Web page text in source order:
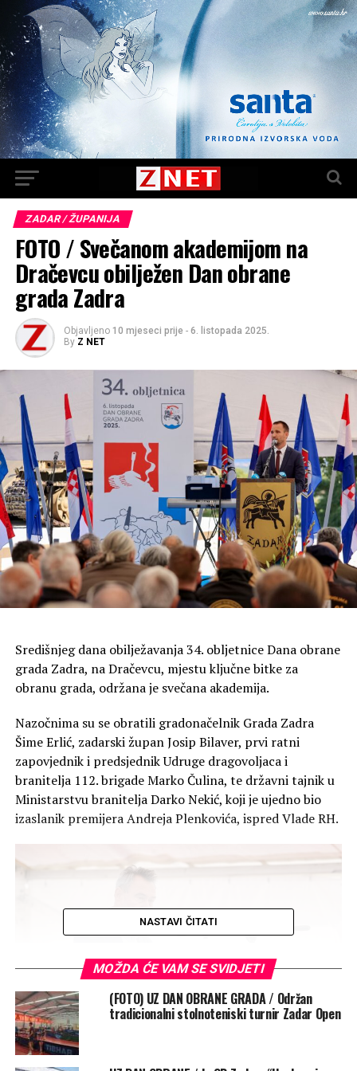
ZADAR / ŽUPANIJA
FOTO / Svečanom akademijom na
Dračevcu obilježen Dan obrane
grada Zadra
Objavljeno 10 mjeseci prije - 6. listopada 2025.
By Z NET
Središnjeg dana obilježavanja 34. obljetnice Dana obrane
grada Zadra, na Dračevcu, mjestu ključne bitke za
obranu grada, održana je svečana akademija.
Nazočnima su se obratili gradonačelnik Grada Zadra
Šime Erlić, zadarski župan Josip Bilaver, prvi ratni
zapovjednik i predsjednik Udruge dragovoljaca i
branitelja 112. brigade Marko Čulina, te državni tajnik u
Ministarstvu branitelja Darko Nekić, koji je ujedno bio
izaslanik premijera Andreja Plenkovića, ispred Vlade RH.
NASTAVI ČITATI
MOŽDA ĆE VAM SE SVIDJETI
(FOTO) UZ DAN OBRANE GRADA / Održan
tradicionalni stolnoteniski turnir Zadar Open